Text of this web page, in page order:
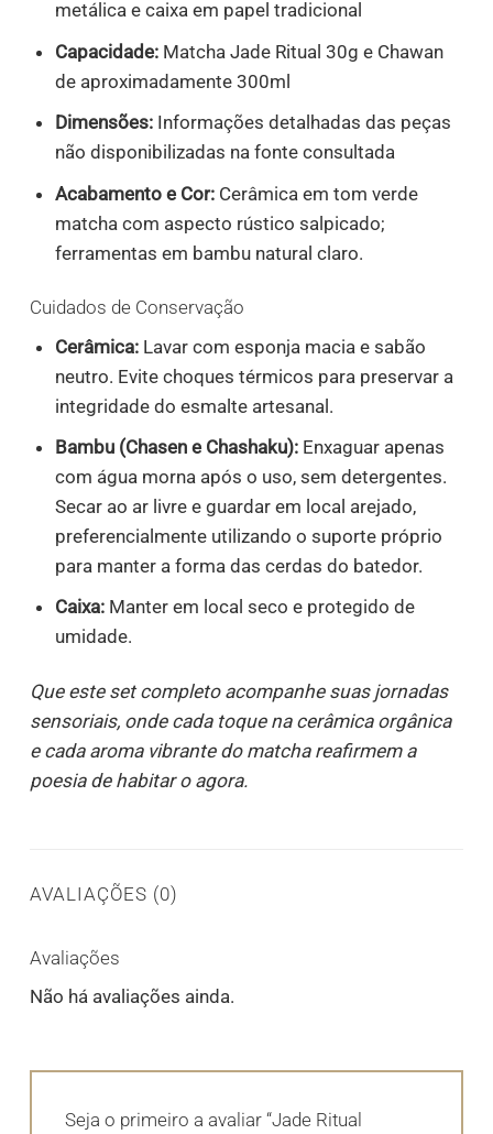
metálica e caixa em papel tradicional
Capacidade:Matcha Jade Ritual 30g e Chawan
de aproximadamente 300ml
Dimensões:Informações detalhadas das peças
não disponibilizadas na fonte consultada
Acabamento e Cor:Cerâmica em tom verde
matcha com aspecto rústico salpicado;
ferramentas em bambu natural claro.
Cuidados de Conservação
Cerâmica:Lavar com esponja macia e sabão
neutro. Evite choques térmicos para preservar a
integridade do esmalte artesanal.
Bambu (Chasen e Chashaku):Enxaguar apenas
com água morna após o uso, sem detergentes.
Secar ao ar livre e guardar em local arejado,
preferencialmente utilizando o suporte próprio
para manter a forma das cerdas do batedor.
Caixa:Manter em local seco e protegido de
umidade.
Que este set completo acompanhe suas jornadas
sensoriais, onde cada toque na cerâmica orgânica
e cada aroma vibrante do matcha reafirmem a
poesia de habitar o agora.
AVALIAÇÕES (0)
Avaliações
Não há avaliações ainda.
Seja o primeiro a avaliar “Jade Ritual